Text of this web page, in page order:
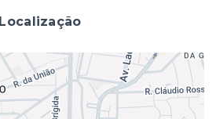
Localização